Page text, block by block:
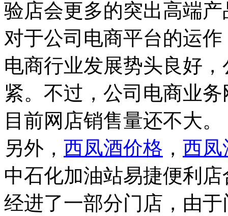
验店会更多的突出高端
对于公司电商平台的运
电商行业发展势头良好
紧。不过，公司电商业
目前网店销售量还不大。
另外， 西凤酒价格 ， 西凤
中石化加油站易捷便利
经进了一部分门店，由